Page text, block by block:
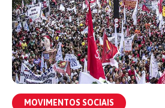
MOVIMENTOS SOCIAIS